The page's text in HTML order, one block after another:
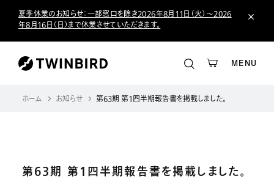
夏季休業のお知らせ：一部窓口を除き2026年8月11日（火）～2026
年8月16日（日）まで休業させていただきます。
MENU
ホーム お知らせ 第63期 第１四半期報告書を掲載しました。
第63期 第１四半期報告書を掲載しました。